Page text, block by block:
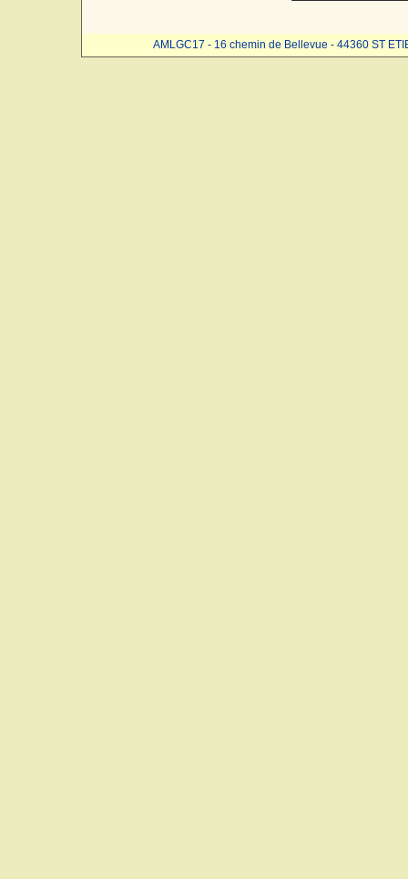
AMLGC17 - 16 chemin de Bellevue - 44360 ST